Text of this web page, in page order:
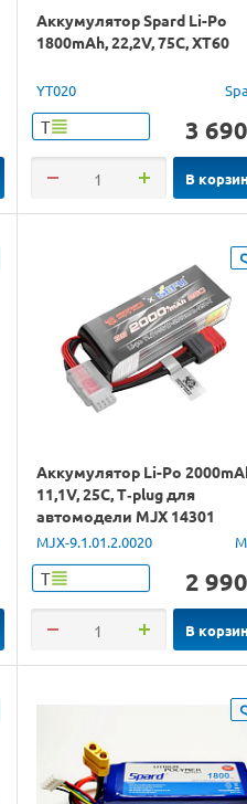
Аккумулятор Spard Li-Po
1800mAh, 22,2V, 75C, XT60
YT020
Т 3 690
В
Аккумулятор Li-Po
11,1V, 25C, T‐plug для
автомодели MJX 14301
MJX-9.1.01.2.0020
Т 2 990
В